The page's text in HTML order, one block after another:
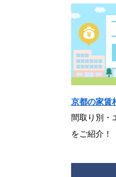
京都の家賃
間取り別・
をご紹介！